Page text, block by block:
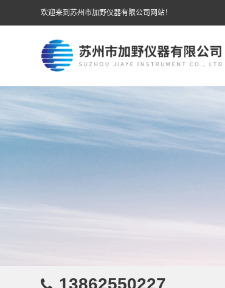
欢迎来到苏州市加野仪器有限公司网站！
13862550227